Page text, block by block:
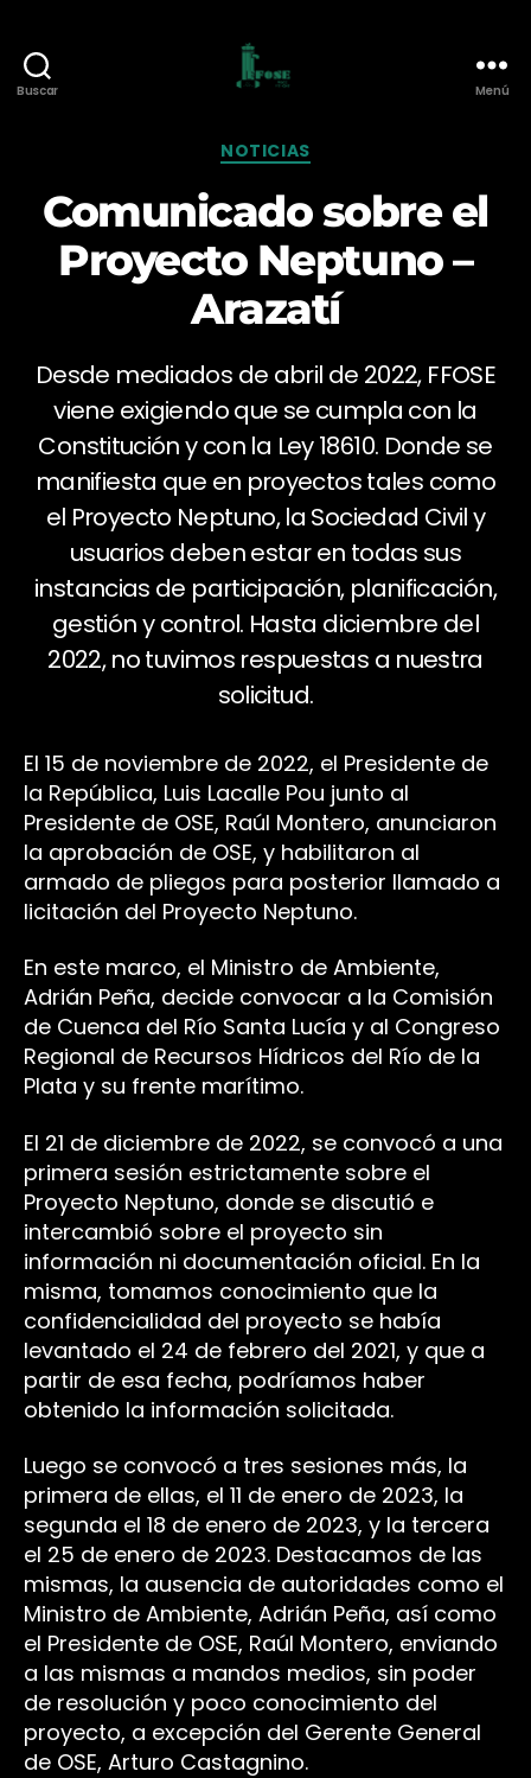
Buscar
Funcionarios
O.S.E.
Menú
Categorías
NOTICIAS
Comunicado sobre el
Proyecto Neptuno –
Arazatí
Desde mediados de abril de 2022, FFOSE
viene exigiendo que se cumpla con la
Constitución y con la Ley 18610. Donde se
manifiesta que en proyectos tales como
el Proyecto Neptuno, la Sociedad Civil y
usuarios deben estar en todas sus
instancias de participación, planificación,
gestión y control. Hasta diciembre del
2022, no tuvimos respuestas a nuestra
solicitud.
El 15 de noviembre de 2022, el Presidente de
la República, Luis Lacalle Pou junto al
Presidente de OSE, Raúl Montero, anunciaron
la aprobación de OSE, y habilitaron al
armado de pliegos para posterior llamado a
licitación del Proyecto Neptuno.
En este marco, el Ministro de Ambiente,
Adrián Peña, decide convocar a la Comisión
de Cuenca del Río Santa Lucía y al Congreso
Regional de Recursos Hídricos del Río de la
Plata y su frente marítimo.
El 21 de diciembre de 2022, se convocó a una
primera sesión estrictamente sobre el
Proyecto Neptuno, donde se discutió e
intercambió sobre el proyecto sin
información ni documentación oficial. En la
misma, tomamos conocimiento que la
confidencialidad del proyecto se había
levantado el 24 de febrero del 2021, y que a
partir de esa fecha, podríamos haber
obtenido la información solicitada.
Luego se convocó a tres sesiones más, la
primera de ellas, el 11 de enero de 2023, la
segunda el 18 de enero de 2023, y la tercera
el 25 de enero de 2023. Destacamos de las
mismas, la ausencia de autoridades como el
Ministro de Ambiente, Adrián Peña, así como
el Presidente de OSE, Raúl Montero, enviando
a las mismas a mandos medios, sin poder
de resolución y poco conocimiento del
proyecto, a excepción del Gerente General
de OSE, Arturo Castagnino.